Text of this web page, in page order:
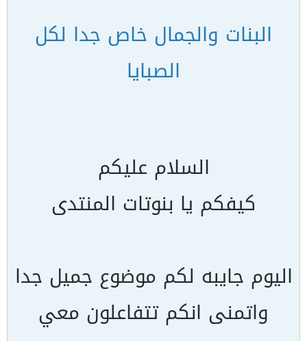
البنات والجمال خاص جدا لكل
الصبايا
السلام عليكم
كيفكم يا بنوتات المنتدى
اليوم جايبه لكم موضوع جميل جدا
واتمنى انكم تتفاعلون معي